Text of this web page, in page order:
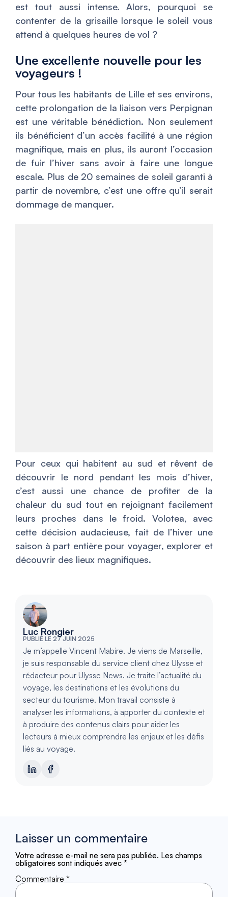
est tout aussi intense. Alors, pourquoi se
contenter de la grisaille lorsque le soleil vous
attend à quelques heures de vol ?
Une excellente nouvelle pour les
voyageurs !
Pour tous les habitants de Lille et ses environs,
cette prolongation de la liaison vers Perpignan
est une véritable bénédiction. Non seulement
ils bénéficient d’un accès facilité à une région
magnifique, mais en plus, ils auront l’occasion
de fuir l’hiver sans avoir à faire une longue
escale. Plus de 20 semaines de soleil garanti à
partir de novembre, c’est une offre qu’il serait
dommage de manquer.
Pour ceux qui habitent au sud et rêvent de
découvrir le nord pendant les mois d’hiver,
c’est aussi une chance de profiter de la
chaleur du sud tout en rejoignant facilement
leurs proches dans le froid. Volotea, avec
cette décision audacieuse, fait de l’hiver une
saison à part entière pour voyager, explorer et
découvrir des lieux magnifiques.
Luc Rongier
PUBLIÉ LE 27 JUIN 2025
Je m’appelle Vincent Mabire. Je viens de Marseille,
je suis responsable du service client chez Ulysse et
rédacteur pour Ulysse News. Je traite l’actualité du
voyage, les destinations et les évolutions du
secteur du tourisme. Mon travail consiste à
analyser les informations, à apporter du contexte et
à produire des contenus clairs pour aider les
lecteurs à mieux comprendre les enjeux et les défis
liés au voyage.
Laisser un commentaire
Votre adresse e-mail ne sera pas publiée. Les champs
obligatoires sont indiqués avec *
Commentaire *